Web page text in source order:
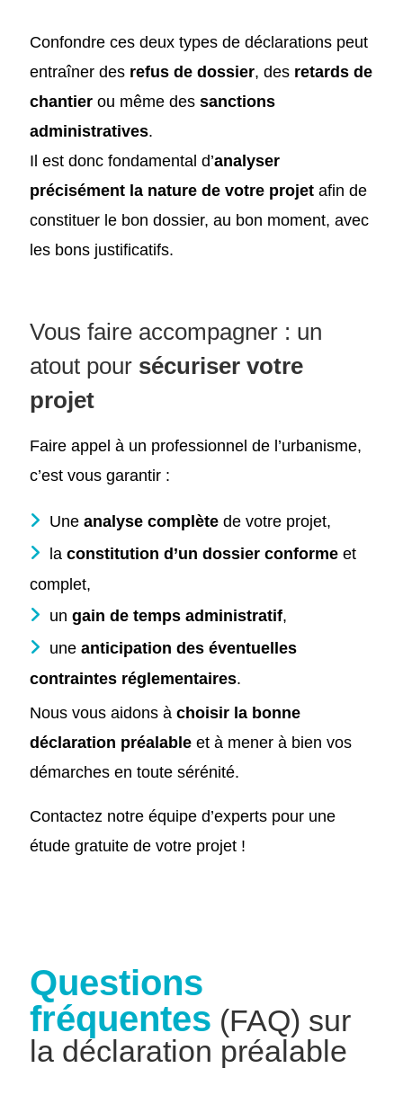
Confondre ces deux types de déclarations peut
entraîner des refus de dossier, des retards de
chantier ou même dessanctions
administratives.
Il est donc fondamental d’analyser
précisément la nature de votre projet afin de
constituer le bon dossier, au bon moment, avec
les bons justificatifs.
Vous faire accompagner : un
atout pour sécuriser votre
projet
Faire appel à un professionnel de l’urbanisme,
c’est vous garantir :
Uneanalyse complète de votre projet,
laconstitution d’un dossier conforme et
complet,
ungain de temps administratif,
uneanticipation des éventuelles
contraintes réglementaires.
Nous vous aidons àchoisir la bonne
déclaration préalable et à mener à bien vos
démarches en toute sérénité.
Contactez notre équipe d’experts pour une
étude gratuite de votre projet !
Questions
fréquentes (FAQ) sur
la déclaration préalable